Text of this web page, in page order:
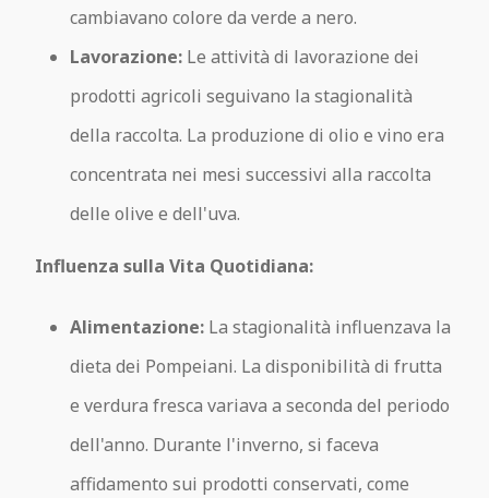
cambiavano colore da verde a nero.
Lavorazione: Le attività di lavorazione dei
prodotti agricoli seguivano la stagionalità
della raccolta. La produzione di olio e vino era
concentrata nei mesi successivi alla raccolta
delle olive e dell'uva.
Influenza sulla Vita Quotidiana:
Alimentazione: La stagionalità influenzava la
dieta dei Pompeiani. La disponibilità di frutta
e verdura fresca variava a seconda del periodo
dell'anno. Durante l'inverno, si faceva
affidamento sui prodotti conservati, come